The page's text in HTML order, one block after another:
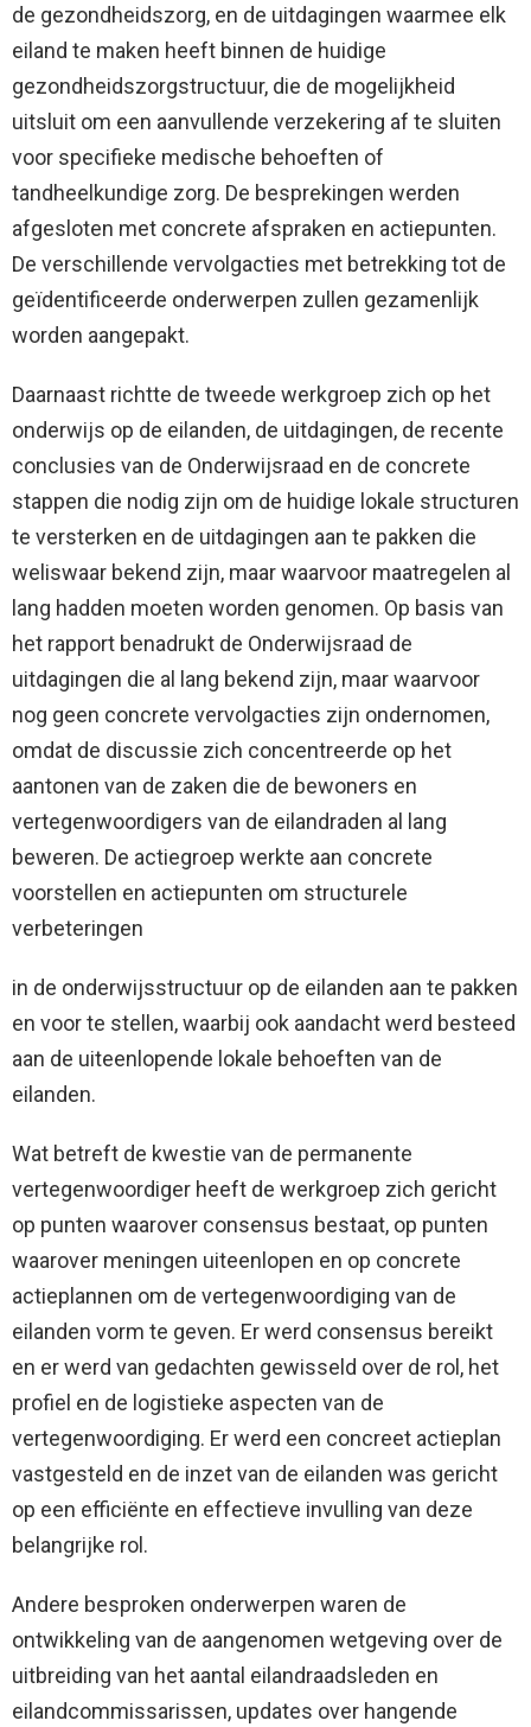
de gezondheidszorg, en de uitdagingen waarmee elk
eiland te maken heeft binnen de huidige
gezondheidszorgstructuur, die de mogelijkheid
uitsluit om een aanvullende verzekering af te sluiten
voor specifieke medische behoeften of
tandheelkundige zorg. De besprekingen werden
afgesloten met concrete afspraken en actiepunten.
De verschillende vervolgacties met betrekking tot de
geïdentificeerde onderwerpen zullen gezamenlijk
worden aangepakt.
Daarnaast richtte de tweede werkgroep zich op het
onderwijs op de eilanden, de uitdagingen, de recente
conclusies van de Onderwijsraad en de concrete
stappen die nodig zijn om de huidige lokale structuren
te versterken en de uitdagingen aan te pakken die
weliswaar bekend zijn, maar waarvoor maatregelen al
lang hadden moeten worden genomen. Op basis van
het rapport benadrukt de Onderwijsraad de
uitdagingen die al lang bekend zijn, maar waarvoor
nog geen concrete vervolgacties zijn ondernomen,
omdat de discussie zich concentreerde op het
aantonen van de zaken die de bewoners en
vertegenwoordigers van de eilandraden al lang
beweren. De actiegroep werkte aan concrete
voorstellen en actiepunten om structurele
verbeteringen
in de onderwijsstructuur op de eilanden aan te pakken
en voor te stellen, waarbij ook aandacht werd besteed
aan de uiteenlopende lokale behoeften van de
eilanden.
Wat betreft de kwestie van de permanente
vertegenwoordiger heeft de werkgroep zich gericht
op punten waarover consensus bestaat, op punten
waarover meningen uiteenlopen en op concrete
actieplannen om de vertegenwoordiging van de
eilanden vorm te geven. Er werd consensus bereikt
en er werd van gedachten gewisseld over de rol, het
profiel en de logistieke aspecten van de
vertegenwoordiging. Er werd een concreet actieplan
vastgesteld en de inzet van de eilanden was gericht
op een efficiënte en effectieve invulling van deze
belangrijke rol.
Andere besproken onderwerpen waren de
ontwikkeling van de aangenomen wetgeving over de
uitbreiding van het aantal eilandraadsleden en
eilandcommissarissen, updates over hangende